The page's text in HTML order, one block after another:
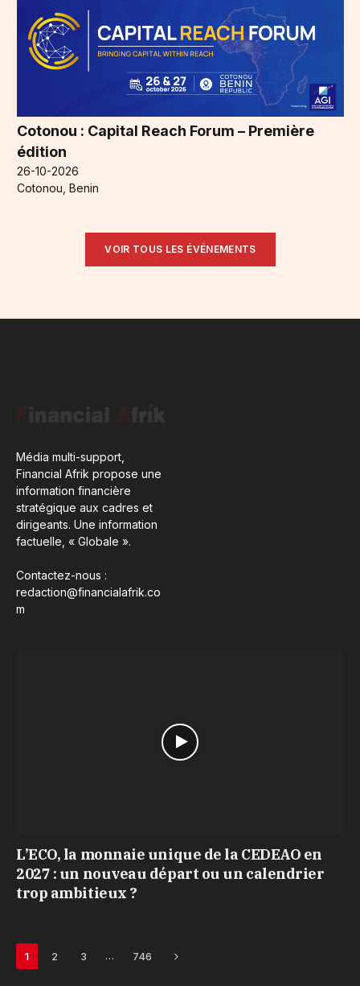
Cotonou : Capital Reach Forum – Première
édition
26-10-2026
Cotonou, Benin
VOIR TOUS LES ÉVÉNEMENTS
Média multi-support,
Financial Afrik propose une
information financière
stratégique aux cadres et
dirigeants. Une information
factuelle, « Globale ».
Contactez-nous :
redaction@financialafrik.co
m
L’ECO, la monnaie unique de la CEDEAO en
2027 : un nouveau départ ou un calendrier
trop ambitieux ?
1 2 3 … 746 Next